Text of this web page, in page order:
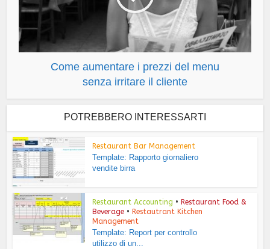
Come aumentare i prezzi del menu
senza irritare il cliente
POTREBBERO INTERESSARTI
Restaurant Bar Management
Template: Rapporto giornaliero
vendite birra
Restaurant Accounting • Restaurant Food &
Beverage • Restautrant Kitchen
Management
Template: Report per controllo
utilizzo di un...